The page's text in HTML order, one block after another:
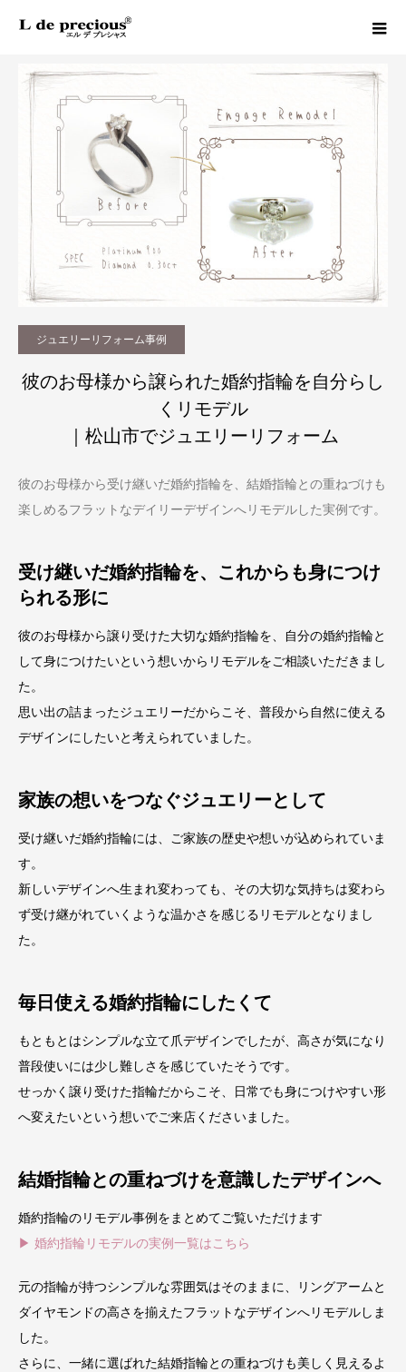
Column ジュエリーリフォーム事例
ジュエリーリフォーム事例
彼のお母様から譲られた婚約指輪を自分らし
くリモデル
｜松山市でジュエリーリフォーム
彼のお母様から受け継いだ婚約指輪を、結婚指輪との重ねづけも
楽しめるフラットなデイリーデザインへリモデルした実例です。
受け継いだ婚約指輪を、これからも身につけ
られる形に
彼のお母様から譲り受けた大切な婚約指輪を、自分の婚約指輪と
して身につけたいという想いからリモデルをご相談いただきまし
た。
思い出の詰まったジュエリーだからこそ、普段から自然に使える
デザインにしたいと考えられていました。
家族の想いをつなぐジュエリーとして
受け継いだ婚約指輪には、ご家族の歴史や想いが込められていま
す。
新しいデザインへ生まれ変わっても、その大切な気持ちは変わら
ず受け継がれていくような温かさを感じるリモデルとなりまし
た。
毎日使える婚約指輪にしたくて
もともとはシンプルな立て爪デザインでしたが、高さが気になり
普段使いには少し難しさを感じていたそうです。
せっかく譲り受けた指輪だからこそ、日常でも身につけやすい形
へ変えたいという想いでご来店くださいました。
結婚指輪との重ねづけを意識したデザインへ
婚約指輪のリモデル事例をまとめてご覧いただけます
▶ 婚約指輪リモデルの実例一覧はこちら
元の指輪が持つシンプルな雰囲気はそのままに、リングアームと
ダイヤモンドの高さを揃えたフラットなデザインへリモデルしま
した。
さらに、一緒に選ばれた結婚指輪との重ねづけも美しく見えるよ